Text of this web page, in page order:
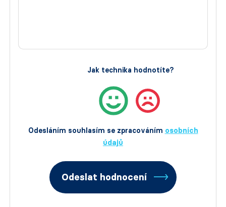
Odesláním souhlasím se zpracováním osobních
údajů
Jak technika hodnotíte?
Odeslat hodnocení